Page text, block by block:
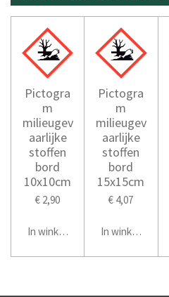
Pictogra
m
milieugev
aarlijke
stoffen
bord
10x10cm
€ 2,90
In winkelwagen
Pictogra
m
milieugev
aarlijke
stoffen
bord
15x15cm
€ 4,07
In winkelwagen